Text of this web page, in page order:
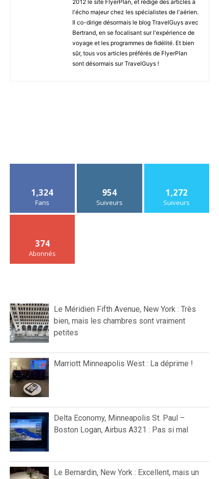
2012 le site FlyerPlan, et rédige des articles à
l'écho majeur chez les spécialistes de l'aérien.
Il co-dirige désormais le blog TravelGuys avec
Bertrand, en se focalisant sur l'expérience de
voyage et les programmes de fidélité. Et bien
sûr, tous vos articles préférés de FlyerPlan
sont désormais sur TravelGuys !
1,324
Fans
954
Suiveurs
1,272
Suiveurs
374
Abonnés
Le Méridien Fifth Avenue, New York : Très
bien, mais les chambres sont vraiment
petites
Marriott Minneapolis West : La déprime !
Delta Economy, Minneapolis St. Paul –
Boston Logan, Airbus A321 : Pas si mal
Le Bernardin, New York : Excellent, mais un